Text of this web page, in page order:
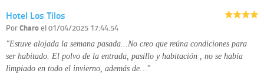
Hotel Los Tilos
PorCharoel 01/04/2025 17:44:54
"Estuve alojada la semana pasada...No creo que reúna condiciones para
ser habitado. El polvo de la entrada, pasillo y habitación , no se había
limpiado en todo el invierno, además de…"